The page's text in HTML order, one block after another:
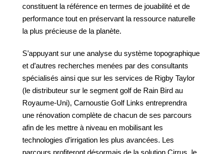
constituent la référence en termes de jouabilité et de
performance tout en préservant la ressource naturelle
la plus précieuse de la planète.
S’appuyant sur une analyse du système topographique
et d’autres recherches menées par des consultants
spécialisés ainsi que sur les services de Rigby Taylor
(le distributeur sur le segment golf de Rain Bird au
Royaume-Uni), Carnoustie Golf Links entreprendra
une rénovation complète de chacun de ses parcours
afin de les mettre à niveau en mobilisant les
technologies d’irrigation les plus avancées. Les
parcours profiteront désormais de la solution Cirrus, le